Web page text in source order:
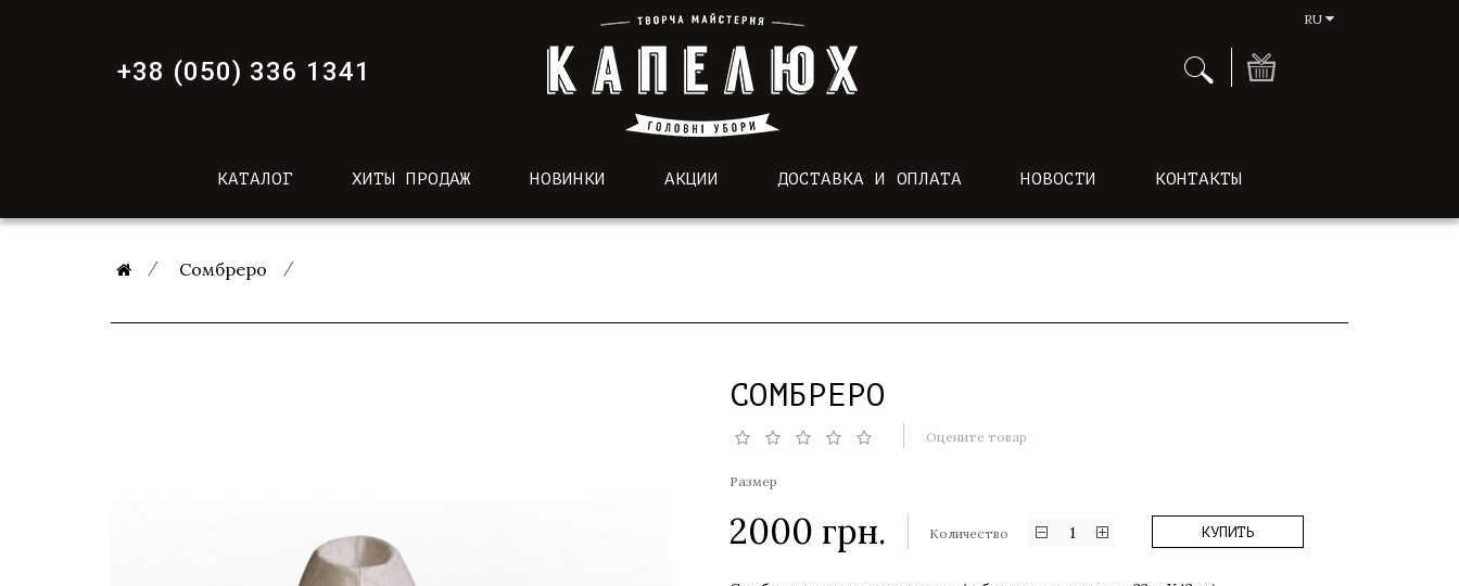
RU
+38 (050) 336 1341
КАТАЛОГ ХИТЫ ПРОДАЖ НОВИНКИ АКЦИИ ДОСТАВКА И ОПЛАТА НОВОСТИ КОНТАКТЫ
Сомбреро
СОМБРЕРО
Оцените товар
Размер
2000 грн. Количество 1 КУПИТЬ